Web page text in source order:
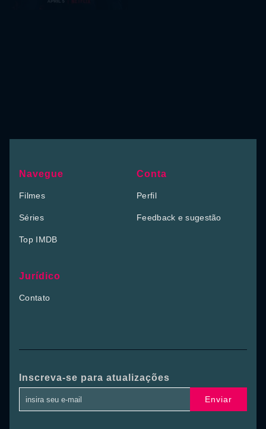
Navegue
Filmes
Séries
Top IMDB
Conta
Perfil
Feedback e sugestão
Jurídico
Contato
Inscreva-se para atualizações
Enviar